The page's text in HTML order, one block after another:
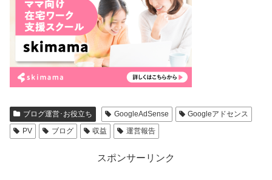
ブログ運営･お役立ち GoogleAdSense
Googleアドセンス
PV
ブログ 収益 運営報告
スポンサーリンク